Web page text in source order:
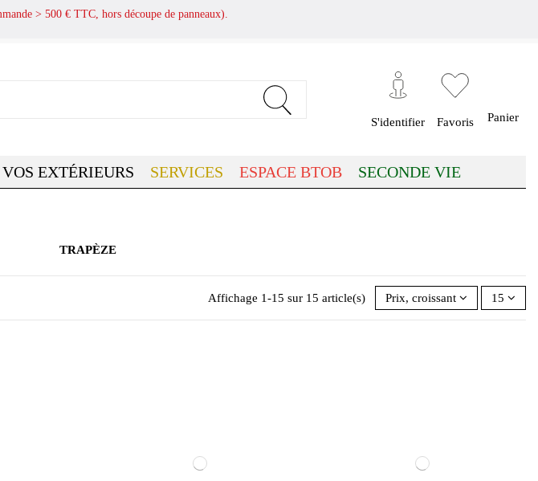
> 500 € TTC, hors découpe de panneaux).
S'identifier Favoris Panier
EXTÉRIEURS SERVICES ESPACE BTOB SECONDE VIE
TRAPÈZE
Affichage 1-15 sur 15 article(s) Prix, croissant 15